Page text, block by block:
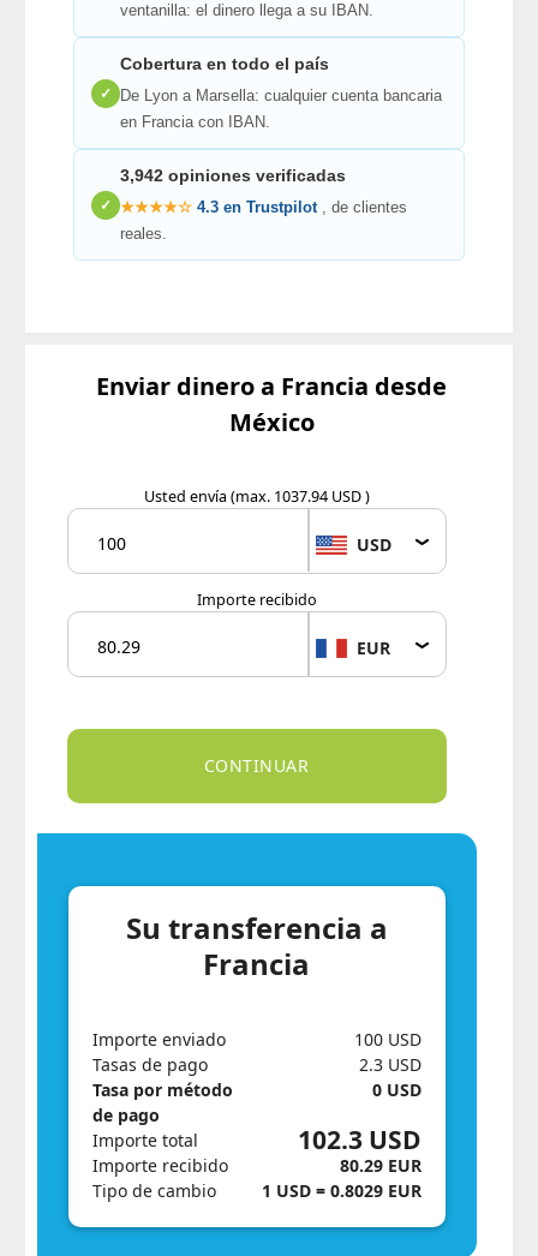
ventanilla: el dinero llega a su IBAN.
✓
Cobertura en todo el país
De Lyon a Marsella: cualquier cuenta bancaria
en Francia con IBAN.
✓
3,942 opiniones verificadas
★★★★☆ 4.3 en Trustpilot, de clientes
reales.
Enviar dinero a Francia desde
México
Usted envía (max. 1037.94 USD )
USD
Importe recibido
EUR
Su transferencia a
Francia
Importe enviado
Tasas de pago
Tasa por método
de pago
100 USD
2.3 USD
0 USD
Importe total
Importe recibido
102.3 USD
80.29 EUR
Tipo de cambio
1 USD = 0.8029 EUR